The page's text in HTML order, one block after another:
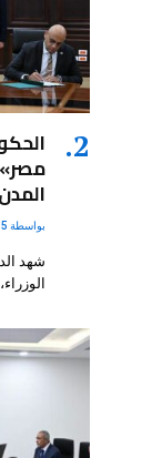
بواسطة 5 أغسطس، 2026
شهد